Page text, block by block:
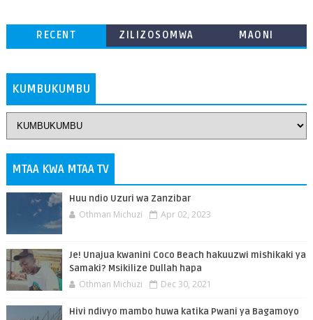
RECENT
ZILIZOSOMWA
MAONI
KUMBUKUMBU
MTAA KWA MTAA TV
Huu ndio Uzuri wa Zanzibar
Othman Michuzi Apr 02, 2023
Je! Unajua kwanini Coco Beach hakuuzwi mishikaki ya
Samaki? Msikilize Dullah hapa
Othman Michuzi Dec 30, 2021
Hivi ndivyo mambo huwa katika Pwani ya Bagamoyo